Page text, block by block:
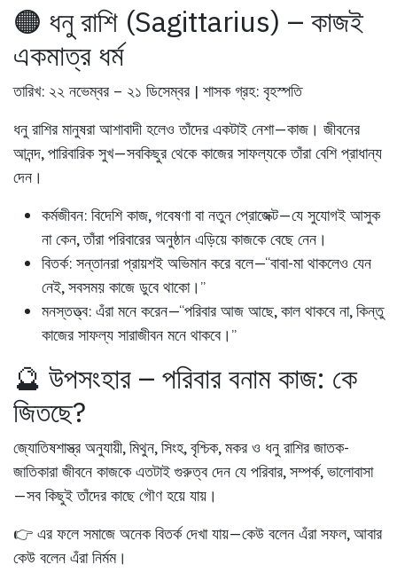
🟠 ধনু রাশি (Sagittarius) – কাজই
একমাত্র ধর্ম
তারিখ: ২২ নভেম্বর – ২১ ডিসেম্বর | শাসক গ্রহ: বৃহস্পতি
ধনু রাশির মানুষরা আশাবাদী হলেও তাঁদের একটাই নেশা—কাজ। জীবনের
আনন্দ, পারিবারিক সুখ—সবকিছুর থেকে কাজের সাফল্যকে তাঁরা বেশি প্রাধান্য
দেন।
কর্মজীবন: বিদেশি কাজ, গবেষণা বা নতুন প্রোজেক্ট—যে সুযোগই আসুক
না কেন, তাঁরা পরিবারের অনুষ্ঠান এড়িয়ে কাজকে বেছে নেন।
বিতর্ক: সন্তানরা প্রায়শই অভিমান করে বলে—“বাবা-মা থাকলেও যেন
নেই, সবসময় কাজে ডুবে থাকো।”
মনস্তত্ত্ব: এঁরা মনে করেন—“পরিবার আজ আছে, কাল থাকবে না, কিন্তু
কাজের সাফল্য সারাজীবন মনে থাকবে।”
🔮 উপসংহার – পরিবার বনাম কাজ: কে
জিতছে?
জ্যোতিষশাস্ত্র অনুযায়ী, মিথুন, সিংহ, বৃশ্চিক, মকর ও ধনু রাশির জাতক-
জাতিকারা জীবনে কাজকে এতটাই গুরুত্ব দেন যে পরিবার, সম্পর্ক, ভালোবাসা
—সব কিছুই তাঁদের কাছে গৌণ হয়ে যায়।
👉 এর ফলে সমাজে অনেক বিতর্ক দেখা যায়—কেউ বলেন এঁরা সফল, আবার
কেউ বলেন এঁরা নির্মম।